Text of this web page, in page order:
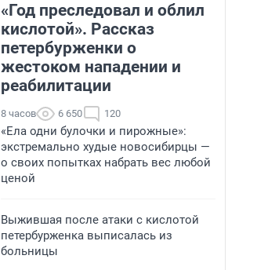
«Год преследовал и облил
кислотой». Рассказ
петербурженки о
жестоком нападении и
реабилитации
8 часов 6 650 120
«Ела одни булочки и пирожные»:
экстремально худые новосибирцы —
о своих попытках набрать вес любой
ценой
Выжившая после атаки с кислотой
петербурженка выписалась из
больницы